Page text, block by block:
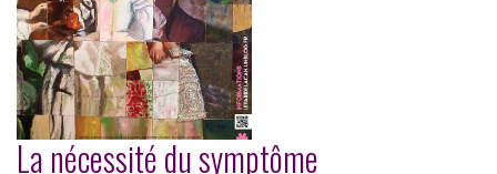
La nécessité du symptôme